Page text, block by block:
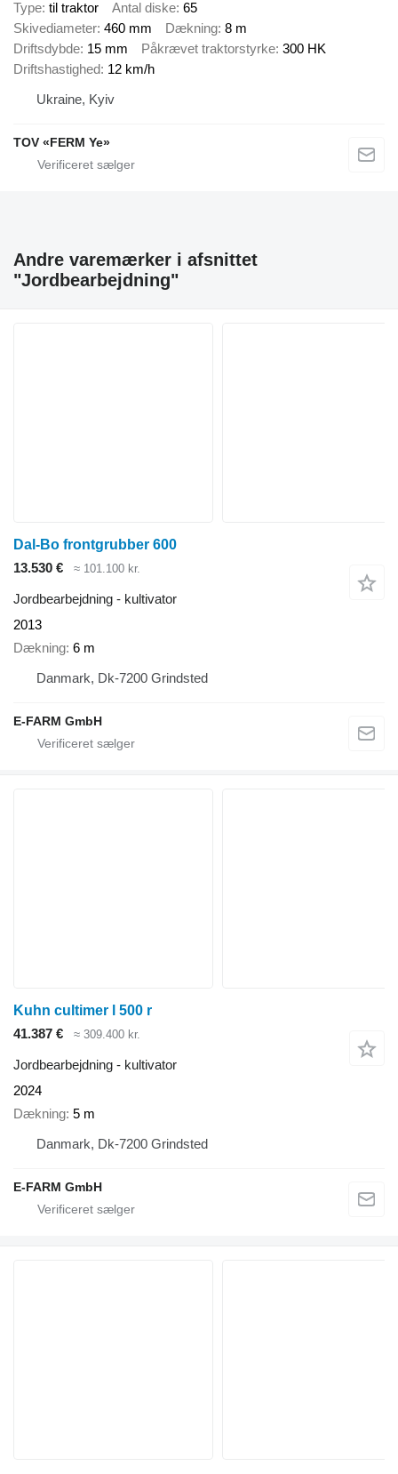
Type til traktor Antal diske 65
Skivediameter 460 mm Dækning 8 m
Driftsdybde 15 mm Påkrævet traktorstyrke 300 HK
Driftshastighed 12 km/h
Ukraine, Kyiv
TOV «FERM Ye»
Andre varemærker i afsnittet
"Jordbearbejdning"
Dal-Bo frontgrubber 600
13.530 €
≈ 101.100 kr.
Jordbearbejdning - kultivator
2013
Dækning 6 m
Danmark, Dk-7200 Grindsted
E-FARM GmbH
Kuhn cultimer l 500 r
41.387 €
≈ 309.400 kr.
Jordbearbejdning - kultivator
2024
Dækning 5 m
Danmark, Dk-7200 Grindsted
E-FARM GmbH